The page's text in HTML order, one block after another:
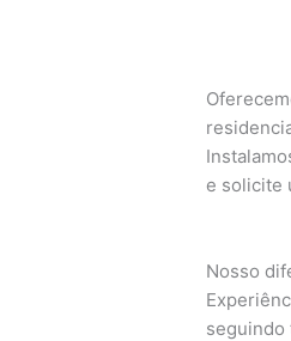
e solicite
Nosso
seguindo